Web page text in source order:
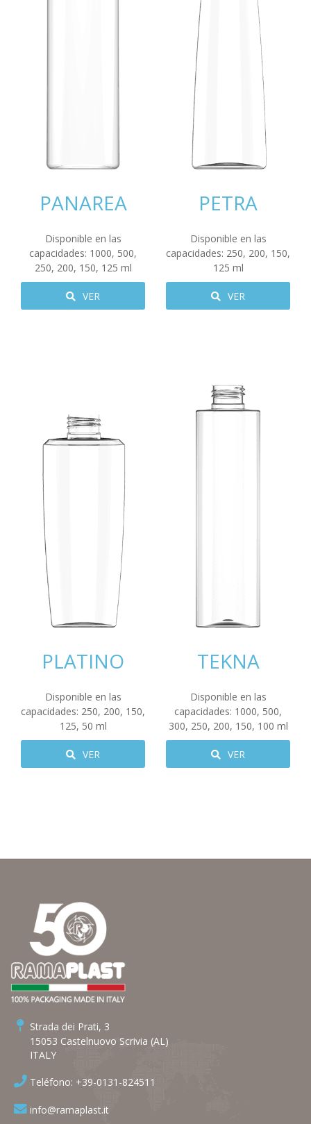
PANAREA
Disponible en las
capacidades: 1000, 500,
250, 200, 150, 125 ml
VER
PETRA
Disponible en las
capacidades: 250, 200, 150,
125 ml
VER
PLATINO
Disponible en las
capacidades: 250, 200, 150,
125, 50 ml
VER
TEKNA
Disponible en las
capacidades: 1000, 500,
300, 250, 200, 150, 100 ml
VER
Strada dei Prati, 3
15053 Castelnuovo Scrivia (AL)
ITALY
Teléfono: +39-0131-824511
info@ramaplast.it